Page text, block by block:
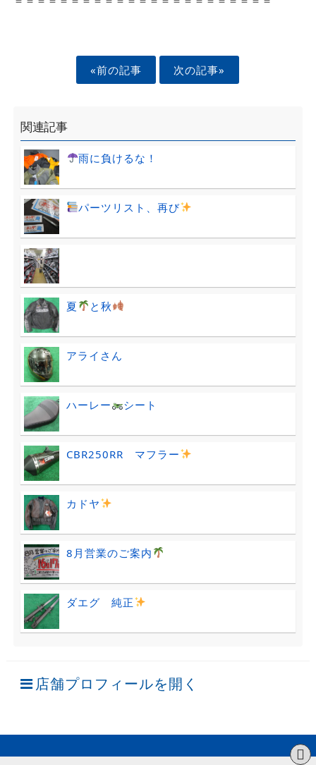
«前の記事 次の記事»
関連記事
雨に負けるな！
パーツリスト、再び
夏 と秋
アライさん
ハーレー シート
CBR250RR マフラー
カドヤ
8月営業のご案内
ダエグ 純正
店舗プロフィールを開く